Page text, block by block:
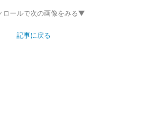
ールで次の画像をみる▼
記事に戻る